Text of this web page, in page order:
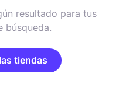
resultado para tus
búsqueda.
tiendas